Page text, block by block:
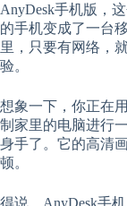
AnyDesk手机版，
的手机变成了一台
里，只要有网络，
验。
想象一下，你正在
制家里的电脑进行
身手了。它的高清
顿。
得说，AnyDesk手